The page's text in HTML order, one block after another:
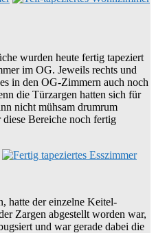
wurden heute fertig tapeziert
im OG. Jeweils rechts und
in den OG-Zimmern auch noch
die Türzargen hatten sich für
nicht mühsam drumrum
Bereiche noch fertig
hatte der einzelne Keitel-
Zargen abgestellt worden war,
und war gerade dabei die